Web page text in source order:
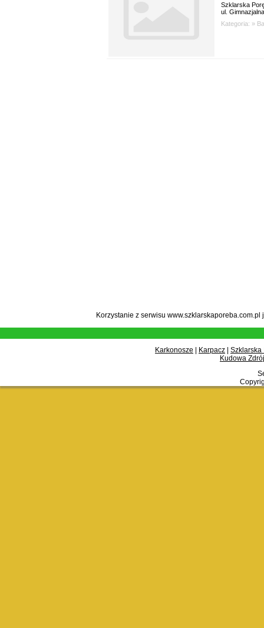
Szklarska
ul.
Kategoria: »
Korzystanie z serwisu
Karkonosze Karpacz
Szklarska
Kudowa